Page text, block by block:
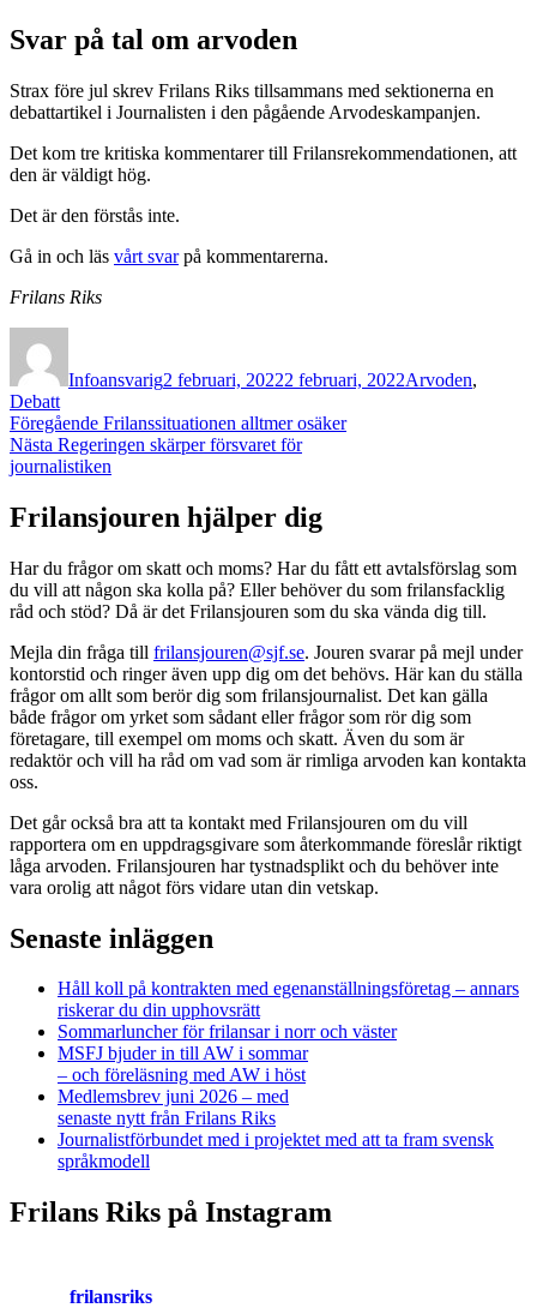
Svar på tal om arvoden
Strax före jul skrev Frilans Riks tillsammans med sektionerna en
debattartikel i Journalisten i den pågående Arvodeskampanjen.
Det kom tre kritiska kommentarer till Frilansrekommendationen, att
den är väldigt hög.
Det är den förstås inte.
Gå in och läs vårt svarpå kommentarerna.
Frilans Riks
Infoansvarig2 februari, 20222 februari, 2022Arvoden,
Debatt
Inläggsnavigering
Föregående Föregående
inlägg:
Frilanssituationen alltmer osäker
Nästa Nästa
inlägg:
Regeringen skärper försvaret för
journalistiken
Frilansjouren hjälper dig
Har du frågor om skatt och moms? Har du fått ett avtalsförslag som
du vill att någon ska kolla på? Eller behöver du som frilansfacklig
råd och stöd? Då är det Frilansjouren som du ska vända dig till.
Mejla din fråga till frilansjouren@sjf.se. Jouren svarar på mejl under
kontorstid och ringer även upp dig om det behövs. Här kan du ställa
frågor om allt som berör dig som frilansjournalist. Det kan gälla
både frågor om yrket som sådant eller frågor som rör dig som
företagare, till exempel om moms och skatt. Även du som är
redaktör och vill ha råd om vad som är rimliga arvoden kan kontakta
oss.
Det går också bra att ta kontakt med Frilansjouren om du vill
rapportera om en uppdragsgivare som återkommande föreslår riktigt
låga arvoden. Frilansjouren har tystnadsplikt och du behöver inte
vara orolig att något förs vidare utan din vetskap.
Senaste inläggen
Håll koll på kontrakten med egenanställningsföretag – annars
riskerar du din upphovsrätt
Sommarluncher för frilansar i norr och väster
MSFJ bjuder in till AW i sommar
– och föreläsning med AW i höst
Medlemsbrev juni 2026 – med
senaste nytt från Frilans Riks
Journalistförbundet med i projektet med att ta fram svensk
språkmodell
Frilans Riks på Instagram
frilansriks